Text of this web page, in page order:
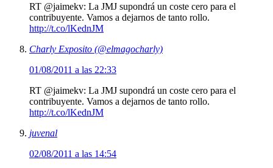
RT @jaimekv: La JMJ supondrá un coste cero para el
contribuyente. Vamos a dejarnos de tanto rollo.
http://t.co/lKednJM
Charly Exposito (@elmagocharly)
01/08/2011 a las 22:33
RT @jaimekv: La JMJ supondrá un coste cero para el
contribuyente. Vamos a dejarnos de tanto rollo.
http://t.co/lKednJM
juvenal
02/08/2011 a las 14:54